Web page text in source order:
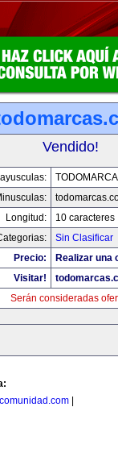
Vendido!
Longitud:
10 caracteres
Sin Clasificar
Precio:
Realizar una
Visitar!
Serán consideradas